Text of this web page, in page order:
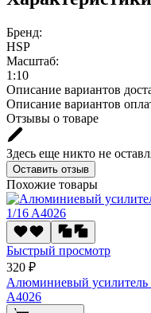
Бренд:
HSP
Масштаб:
1:10
Описание вариантов
Описание вариантов
Отзывы о товаре
Здесь еще никто не
Оставить отзыв
Похожие товары
Быстрый просмотр
320 ₽
Алюминиевый усилитель
A4026